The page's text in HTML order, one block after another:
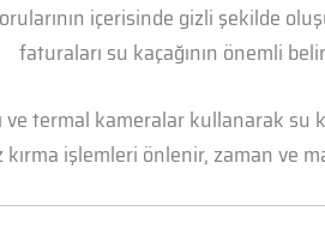
içerisinde gizli şekilde
faturaları su kaçağının önemli
termal kameralar kullanarak
işlemleri önlenir, zaman ve